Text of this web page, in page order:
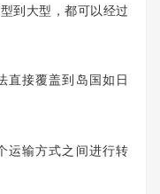
到大型，都可以经过
接覆盖到岛国如日
输方式之间进行转